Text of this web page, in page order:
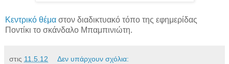
Κεντρικό θέμα στον διαδικτυακό τόπο της εφημερίδας
Ποντίκι το σκάνδαλο Μπαμπινιώτη.
στις 11.5.12 Δεν υπάρχουν σχόλια: